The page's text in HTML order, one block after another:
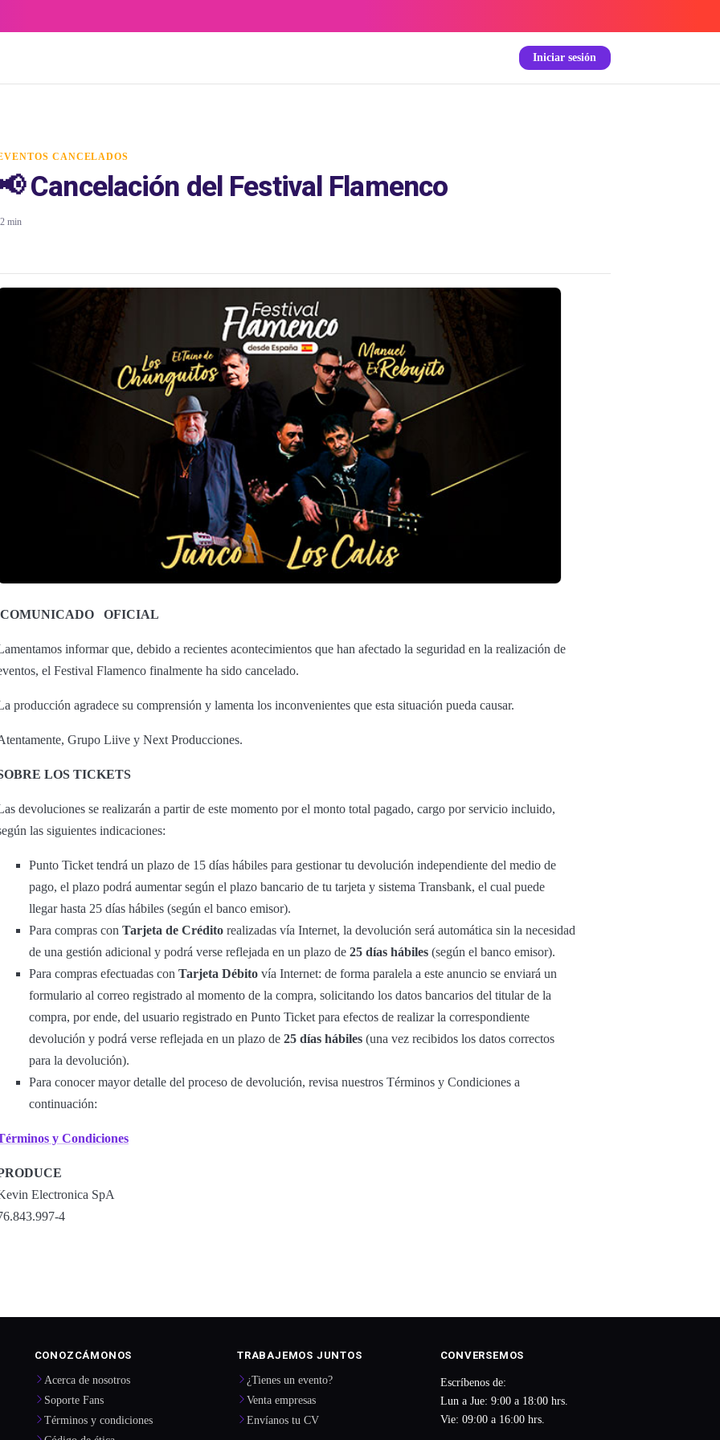
Iniciar sesión
CANCELADOS
Cancelación del Festival Flamenco
2 min
COMUNICADO OFICIAL
informar que, debido a recientes acontecimientos que han afectado la seguridad en la realización de
el Festival Flamenco finalmente ha sido cancelado.
producción agradece su comprensión y lamenta los inconvenientes que esta situación pueda causar.
Grupo Liive y Next Producciones.
LOS TICKETS
devoluciones se realizarán a partir de este momento por el monto total pagado, cargo por servicio incluido,
las siguientes indicaciones:
Punto Ticket tendrá un plazo de 15 días hábiles para gestionar tu devolución independiente del medio de
pago, el plazo podrá aumentar según el plazo bancario de tu tarjeta y sistema Transbank, el cual puede
llegar hasta 25 días hábiles (según el banco emisor).
Para compras con Tarjeta de Crédito realizadas vía Internet, la devolución será automática sin la necesidad
de una gestión adicional y podrá verse reflejada en un plazo de 25 días hábiles (según el banco emisor).
Para compras efectuadas con Tarjeta Débito vía Internet: de forma paralela a este anuncio se enviará un
formulario al correo registrado al momento de la compra, solicitando los datos bancarios del titular de la
compra, por ende, del usuario registrado en Punto Ticket para efectos de realizar la correspondiente
devolución y podrá verse reflejada en un plazo de 25 días hábiles (una vez recibidos los datos correctos
para la devolución).
Para conocer mayor detalle del proceso de devolución, revisa nuestros Términos y Condiciones a
continuación:
y Condiciones
Electronica SpA
4
CONOZCÁMONOS
Acerca de nosotros
Soporte Fans
Términos y condiciones
TRABAJEMOS JUNTOS
¿Tienes un evento?
Venta empresas
Envíanos tu CV
CONVERSEMOS
Escríbenos de:
Lun a Jue: 9:00 a 18:00 hrs.
Vie: 09:00 a 16:00 hrs.